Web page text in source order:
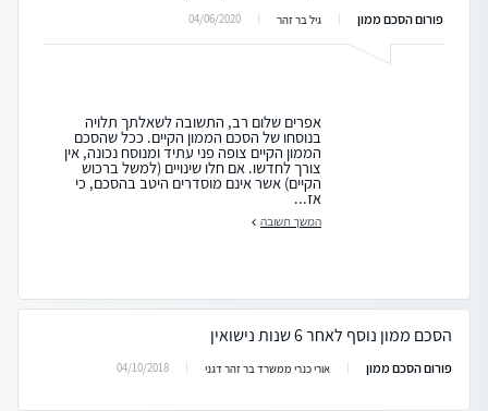
פורום הסכם ממון גיל בר זהר 04/06/2020
אפרים שלום רב, התשובה לשאלתך תלויה
בנוסחו של הסכם הממון הקיים. ככל שהסכם
הממון הקיים צופה פני עתיד ומנוסח נכונה, אין
צורך לחדשו. אם חלו שינויים (למשל ברכוש
הקיים) אשר אינם מוסדרים היטב בהסכם, כי
אז...
המשך תשובה
הסכם ממון נוסף לאחר 6 שנות נישואין
פורום הסכם ממון אורי כנרי ממשרד בר זהר דגני 04/10/2018